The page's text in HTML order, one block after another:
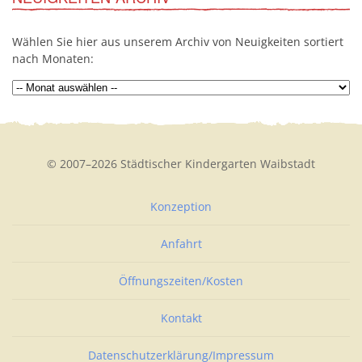
Wählen Sie hier aus unserem Archiv von Neuigkeiten sortiert
nach Monaten:
© 2007–2026 Städtischer Kindergarten Waibstadt
Konzeption
Anfahrt
Öffnungszeiten/Kosten
Kontakt
Datenschutzerklärung/Impressum